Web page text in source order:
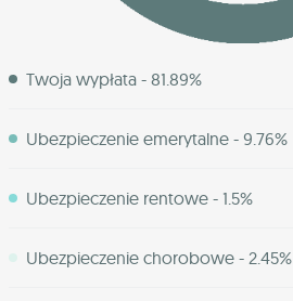
Twoja wypłata - 81.89%
Ubezpieczenie emerytalne - 9.76%
Ubezpieczenie rentowe - 1.5%
Ubezpieczenie chorobowe - 2.45%